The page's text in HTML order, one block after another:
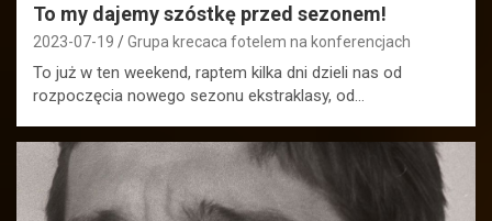
To my dajemy szóstkę przed sezonem!
2023-07-19 Grupa krecaca fotelem na konferencjach
To już w ten weekend, raptem kilka dni dzieli nas od
rozpoczęcia nowego sezonu ekstraklasy, od…